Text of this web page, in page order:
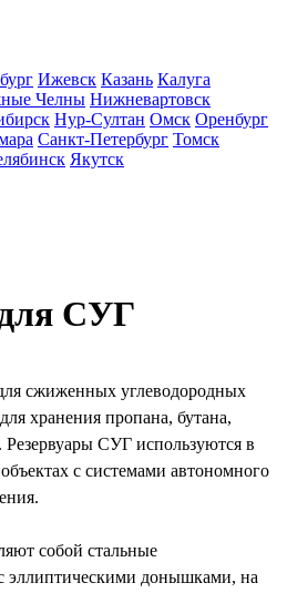
Ижевск Казань Калуга
Челны Нижневартовск
Нур-Султан Омск Оренбург
Санкт-Петербург Томск
Якутск
СУГ
сжиженных углеводородных
хранения пропана, бутана,
СУГ используются в
с системами автономного
собой стальные
эллиптическими донышками, на